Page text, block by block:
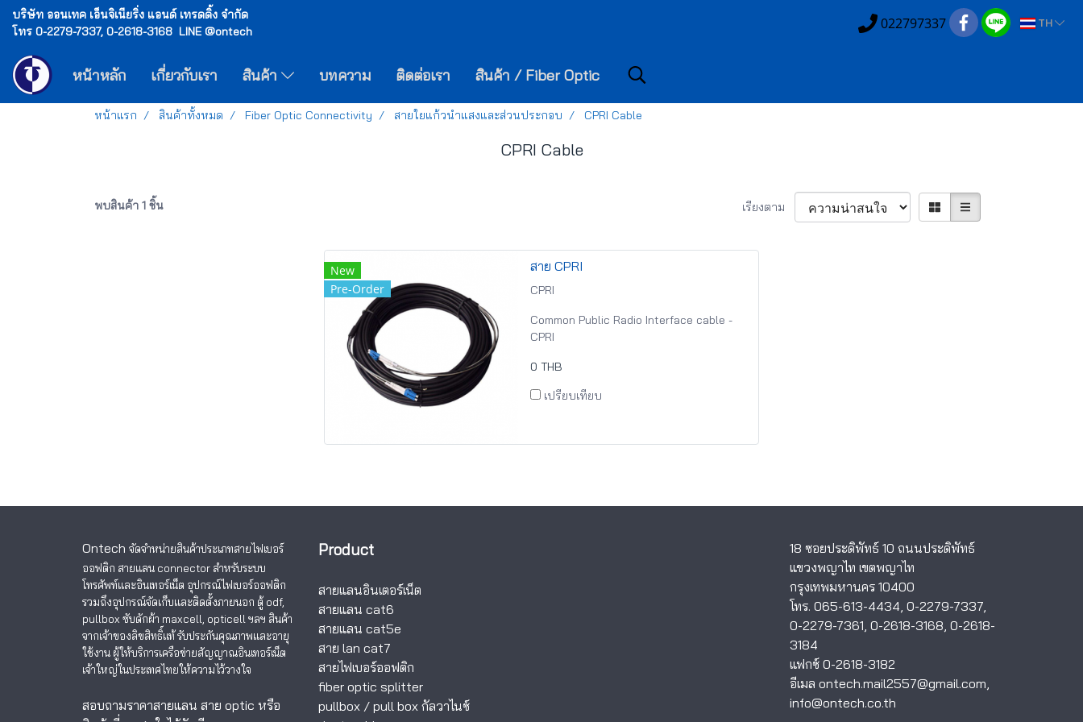
บริษัท ออนเทค เอ็นจิเนียริ่ง แอนด์ เทรดดิ้ง จำกัด
โทร 0-2279-7337, 0-2618-3168 LINE @ontech
022797337 TH
หน้าหลัก เกี่ยวกับเรา สินค้า บทความ ติดต่อเรา สินค้า / Fiber Optic
หน้าแรก สินค้าทั้งหมด Fiber Optic Connectivity สายใยแก้วนำแสงและส่วนประกอบ CPRI Cable
CPRI Cable
พบสินค้า 1 ชิ้น เรียงตาม
New
Pre-Order
สาย CPRI
CPRI
Common Public Radio Interface cable -
CPRI
0 THB
เปรียบเทียบ
Ontech จัดจำหน่ายสินค้าประเภทสายไฟเบอร์
ออฟติก สายแลน connector สำหรับระบบ
โทรศัพท์และอินเทอร์เน็ต อุปกรณ์ไฟเบอร์ออฟติก
รวมถึงอุปกรณ์จัดเก็บและติดตั้งภายนอก ตู้ odf,
pullbox ซับดักผ้า maxcell, opticell ฯลฯ สินค้า
จากเจ้าของลิขสิทธิ์แท้ รับประกันคุณภาพและอายุ
ใช้งาน ผู้ให้บริการเครือข่ายสัญญาณอินเทอร์เน็ต
เจ้าใหญ่ในประเทศไทยให้ความไว้วางใจ
สอบถามราคาสายแลน สาย optic หรือ
Product
สายแลนอินเตอร์เน็ต
สายแลน cat6
สายแลน cat5e
สาย lan cat7
สายไฟเบอร์ออฟติก
fiber optic splitter
pullbox/ pull box กัลวาไนซ์
18 ซอยประดิพัทธ์ 10 ถนนประดิพัทธ์
แขวงพญาไท เขตพญาไท
กรุงเทพมหานคร 10400
โทร. 065-613-4434, 0-2279-7337,
0-2279-7361, 0-2618-3168, 0-2618-
3184
แฟกซ์ 0-2618-3182
อีเมล ontech.mail2557@gmail.com,
info@ontech.co.th